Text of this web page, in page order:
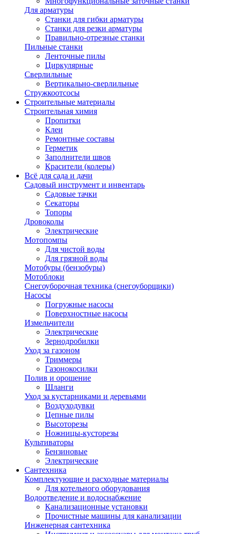
Для арматуры
Станки для гибки арматуры
Станки для резки арматуры
Правильно-отрезные станки
Пильные станки
Ленточные пилы
Циркулярные
Сверлильные
Вертикально-сверлильные
Стружкоотсосы
Строительные материалы
Строительная химия
Пропитки
Клеи
Ремонтные составы
Герметик
Заполнители швов
Красители (колеры)
Всё для сада и дачи
Садовый инструмент и инвентарь
Садовые тачки
Секаторы
Топоры
Дровоколы
Электрические
Мотопомпы
Для чистой воды
Для грязной воды
Мотобуры (бензобуры)
Мотоблоки
Снегоуборочная техника (снегоуборщики)
Насосы
Погружные насосы
Поверхностные насосы
Измельчители
Электрические
Зернодробилки
Уход за газоном
Триммеры
Газонокосилки
Полив и орошение
Шланги
Уход за кустарниками и деревьями
Воздуходувки
Цепные пилы
Высоторезы
Ножницы-кусторезы
Культиваторы
Бензиновые
Электрические
Сантехника
Комплектующие и расходные материалы
Для котельного оборудования
Водоотведение и водоснабжение
Канализационные установки
Прочистные машины для канализации
Инженерная сантехника